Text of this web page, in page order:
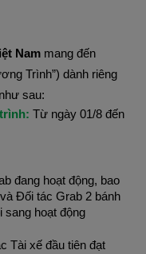
Nam mang đến
Trình”) dành riêng
sau:
Từ ngày 01/8 đến
đang hoạt động, bao
Đối tác Grab 2 bánh
sang hoạt động
Tài xế đầu tiên đạt